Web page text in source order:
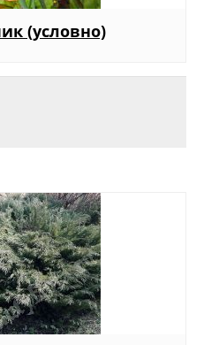
(условно)